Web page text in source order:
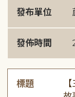
發布單位
發佈時間
標題